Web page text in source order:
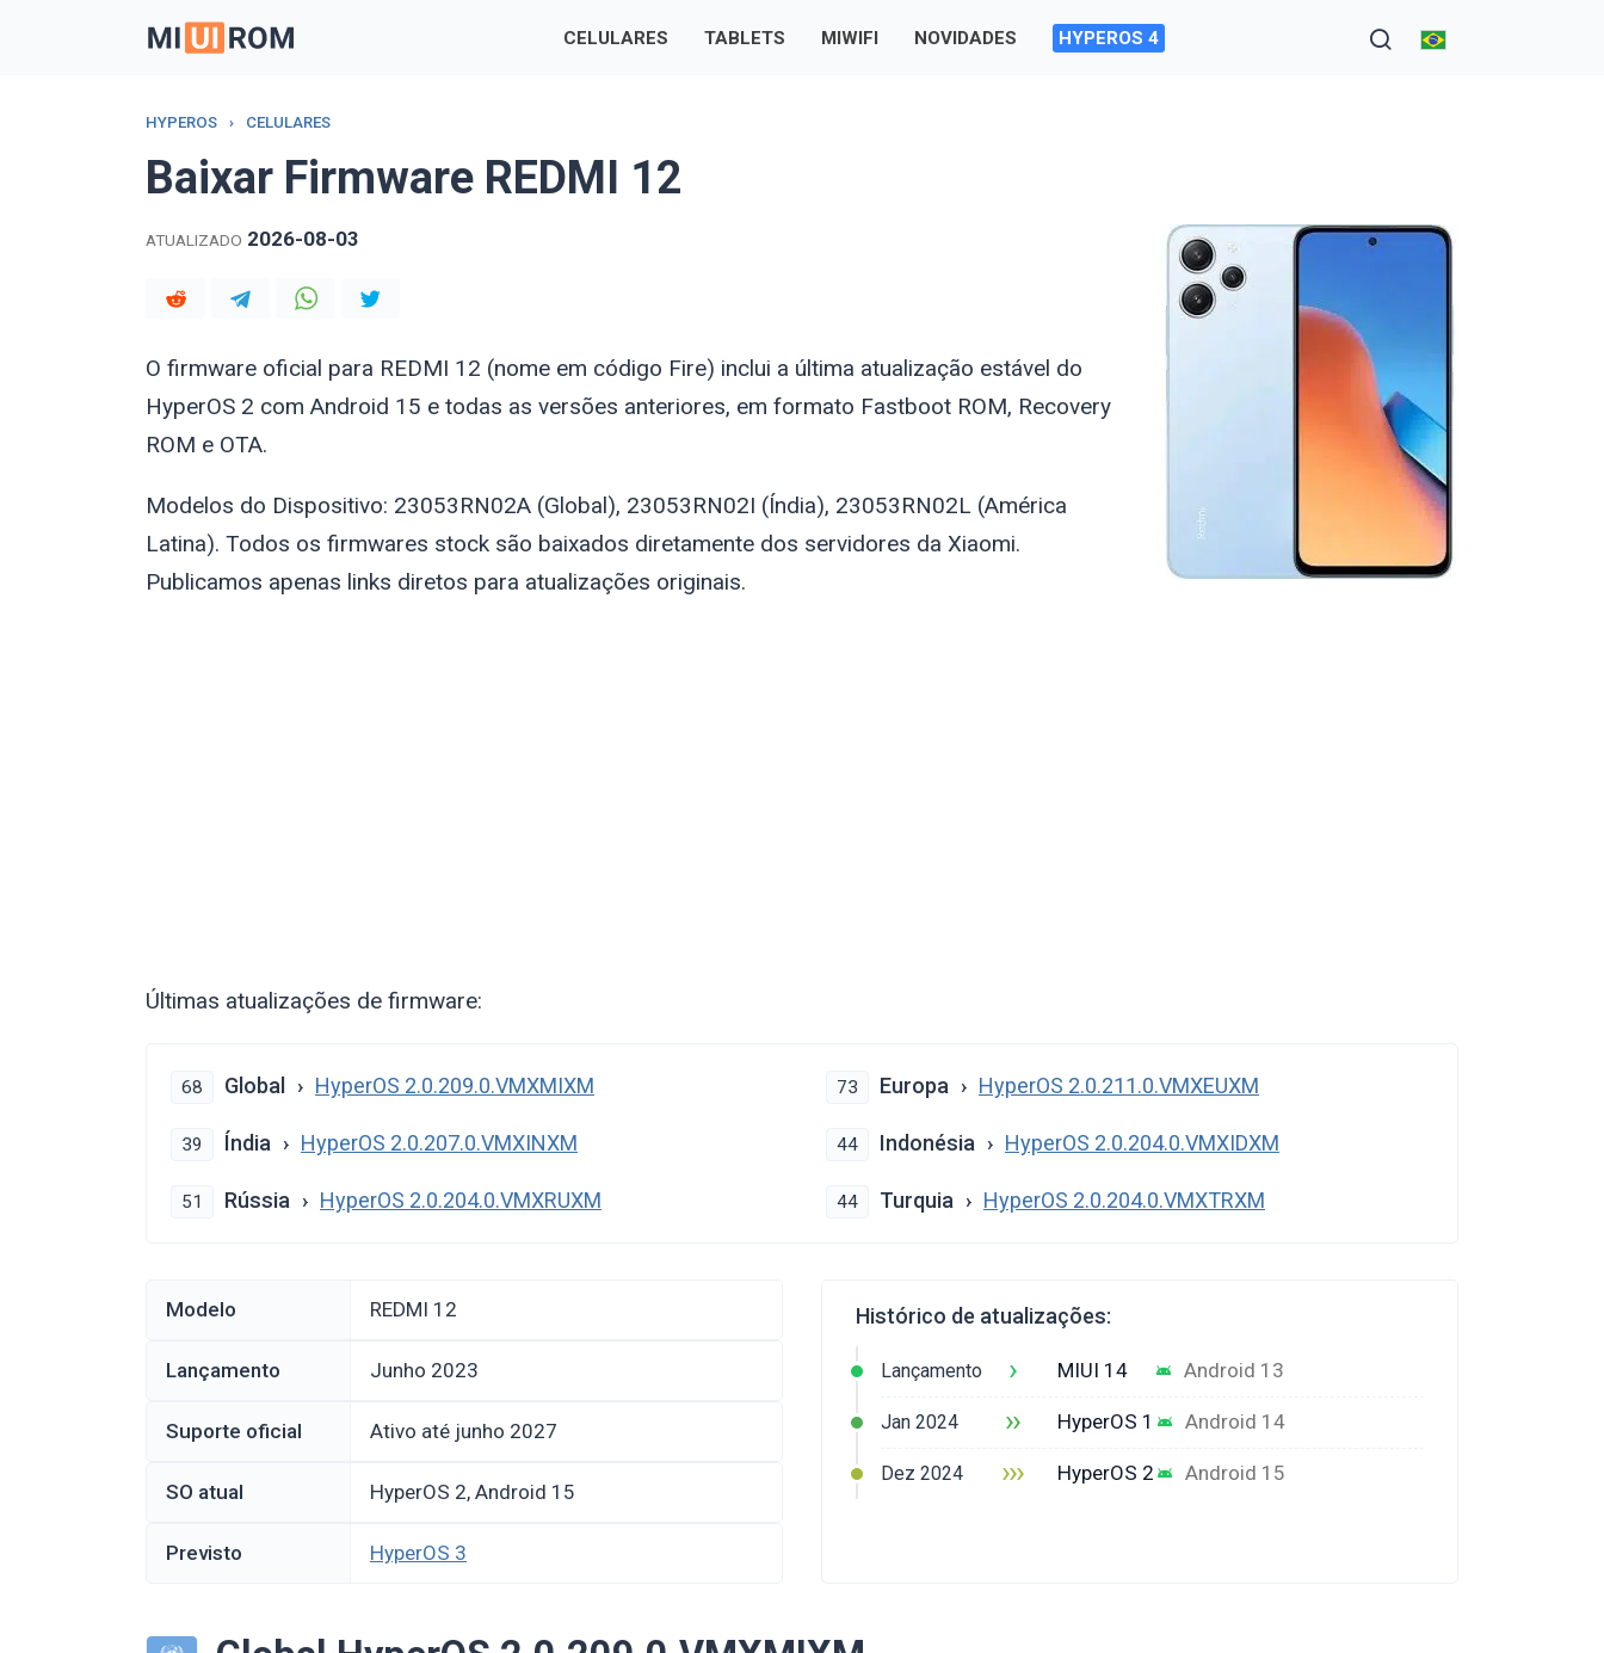
CELULARES TABLETS MIWIFI NOVIDADES HYPEROS 4
HYPEROS › CELULARES
Baixar Firmware REDMI 12
ATUALIZADO 2026-08-03
O firmware oficial para REDMI 12 (nome em código Fire) inclui a última atualização estável do
HyperOS 2 com Android 15 e todas as versões anteriores, em formato Fastboot ROM, Recovery
ROM e OTA.
Modelos do Dispositivo: 23053RN02A (Global), 23053RN02I (Índia), 23053RN02L (América
Latina). Todos os firmwares stock são baixados diretamente dos servidores da Xiaomi.
Publicamos apenas links diretos para atualizações originais.
Últimas atualizações de firmware:
68 Global HyperOS 2.0.209.0.VMXMIXM 73 Europa HyperOS 2.0.211.0.VMXEUXM
39 Índia HyperOS 2.0.207.0.VMXINXM 44 Indonésia HyperOS 2.0.204.0.VMXIDXM
51 Rússia HyperOS 2.0.204.0.VMXRUXM 44 Turquia HyperOS 2.0.204.0.VMXTRXM
Modelo REDMI 12
Lançamento junho 2023
Suporte oficial Ativo até junho 2027
SO atual HyperOS 2, Android 15
Previsto HyperOS 3
Histórico de atualizações:
Lançamento › MIUI 14 Android 13
Jan 2024 ›› HyperOS 1 Android 14
Dez 2024 ››› HyperOS 2 Android 15